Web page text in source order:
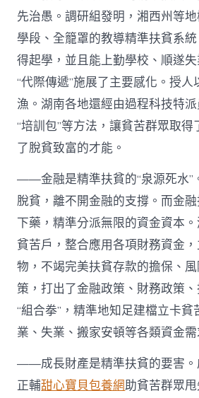
先治愚。調研組發明，湘西州等
學段、全籠罩的教導精準扶貧系
得起學，並且能上勤學校、順遂
“代際傳遞”施展了主要感化。授
漁。湖南各地還經由過程科技特
“培訓包”等方法，讓貧苦群眾取
了脫貧致富的才能。
——金融是精準扶貧的“泉源死水”
脫貧，離不開金融的支撐。而金
下藥，精準分派無限的資金資本
貧苦戶，整合應用各項財務資金
物，不竭完美扶貧存款的擔保、
策，打出了金融政策、財務政策
“組合拳”，精準地知足建檔立卡貧
業、失業、搬家安頓等各類資金需
——成長財產是精準扶貧的要害。
正輔甜心寶貝包養網助貧苦群眾甩